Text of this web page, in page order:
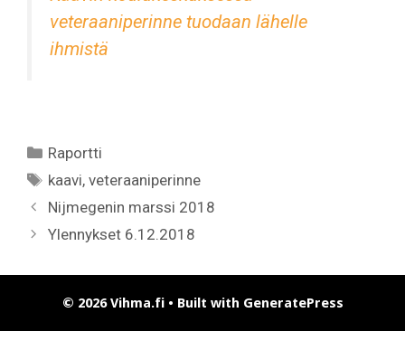
veteraaniperinne tuodaan lähelle
ihmistä
Kategoriat
Raportti
Avainsanat
kaavi,veteraaniperinne
Nijmegenin marssi 2018
Ylennykset 6.12.2018
© 2026 Vihma.fi• Built with GeneratePress